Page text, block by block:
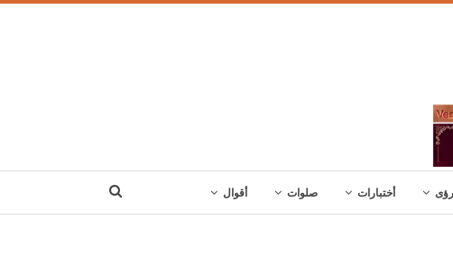
رؤى أختبارات صلوات أقوال